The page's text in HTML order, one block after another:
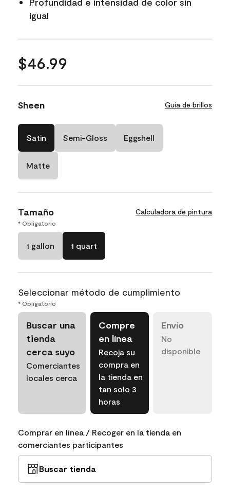
Profundidad e intensidad de color sin
igual
$46.99
Sheen Guía de brillos
Satin Semi-Gloss Eggshell
Matte
Tamaño Calculadora de pintura
* Obligatorio
1 gallon 1 quart
Seleccionar método de cumplimiento
* Obligatorio
Buscar una
tienda
cerca suyo
Comerciantes
locales cerca
Compre
en línea
Recoja su
compra en
la tienda en
tan solo 3
horas
Envío
No
disponible
Comprar en línea / Recoger en la tienda en
comerciantes participantes
Buscar tienda